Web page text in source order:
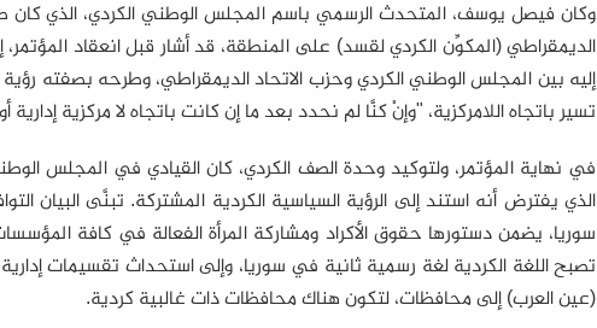
وكان فيصل يوسف، المتحدث الرسمي باسم المجلس الوطني الكردي، الذي
الديمقراطي (المكوِّن الكردي لقسد) على المنطقة، قد أشار قبل انعقاد
إليه بين المجلس الوطني الكردي وحزب الاتحاد الديمقراطي، وطرحه بصفته
تسير باتجاه اللامركزية، "وإنْ كنَّا لم نحدد بعد ما إن كانت باتجاه لا مركزية إدارية
في نهاية المؤتمر، ولتوكيد وحدة الصف الكردي، كان القيادي في المجلس
الذي يفترض أنه استند إلى الرؤية السياسية الكردية المشتركة. تبنَّى البيان
سوريا، يضمن دستورها حقوق الأكراد ومشاركة المرأة الفعالة في كافة
تصبح اللغة الكردية لغة رسمية ثانية في سوريا، وإلى استحداث تقسيمات
(عين العرب) إلى محافظات، لتكون هناك محافظات ذات غالبية كردية.